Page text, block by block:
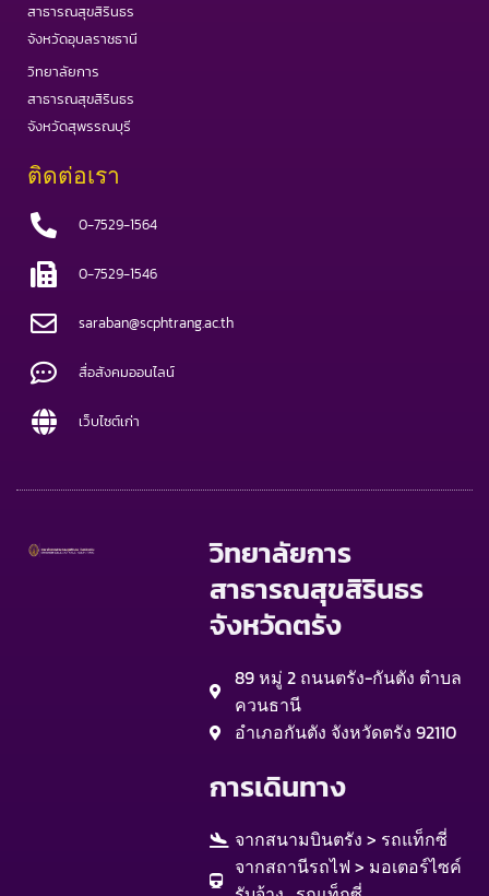
สาธารณสุขสิรินธร
จังหวัดอุบลราชธานี
วิทยาลัยการ
สาธารณสุขสิรินธร
จังหวัดสุพรรณบุรี
ติดต่อเรา
0-7529-1564
0-7529-1546
saraban@scphtrang.ac.th
สื่อสังคมออนไลน์
เว็บไซต์เก่า
วิทยาลัยการ
สาธารณสุขสิรินธร
จังหวัดตรัง
89 หมู่ 2 ถนนตรัง-กันตัง ตำบล
ควนธานี
อำเภอกันตัง จังหวัดตรัง 92110
การเดินทาง
จากสนามบินตรัง > รถแท็กซี่
จากสถานีรถไฟ > มอเตอร์ไซค์